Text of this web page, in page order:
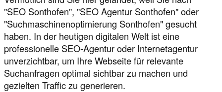
"SEO Sonthofen", "SEO Agentur Sonthofen" oder
"Suchmaschinenoptimierung Sonthofen" gesucht
haben. In der heutigen digitalen Welt ist eine
professionelle SEO-Agentur oder Internetagentur
unverzichtbar, um Ihre Webseite für relevante
Suchanfragen optimal sichtbar zu machen und
gezielten Traffic zu generieren.